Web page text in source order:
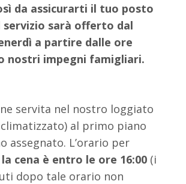
da assicurarti il tuo posto
servizio sarà offerto dal
a partire dalle ore
nostri impegni famigliari.
servita nel nostro loggiato
al primo piano
assegnato. L’orario per
cena è entro le ore 16:00 (i
dopo tale orario non